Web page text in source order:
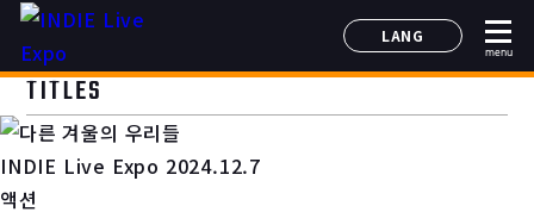
LANG
日本語
menu
TITLES
INDIE Live Expo 2024.12.7
액션